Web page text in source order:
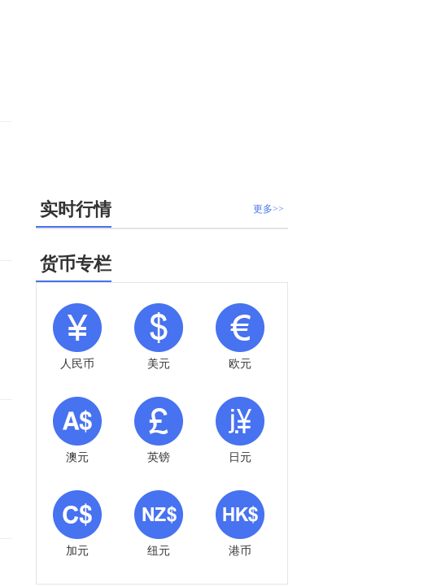
更多>>
实时行情
货币专栏
人民币 美元 欧元
澳元 英镑 日元
加元 纽元 港币